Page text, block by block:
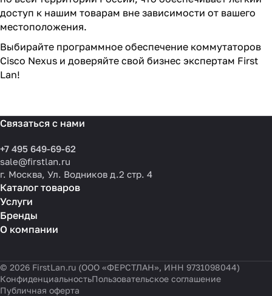
доступ к нашим товарам вне зависимости от вашего
местоположения.
Выбирайте программное обеспечение коммутаторов
Cisco Nexus и доверяйте свой бизнес экспертам First
Lan!
Связаться с нами
+7 495 649-69-62
sale@firstlan.ru
г. Москва, Ул. Водников д.2 стр. 4
Каталог товаров
Услуги
Бренды
О компании
© 2026 FirstLan.ru (ООО «ФЕРСТЛАН», ИНН 9731098044)
КонфиденциальностьПользовательское соглашение
Публичная оферта